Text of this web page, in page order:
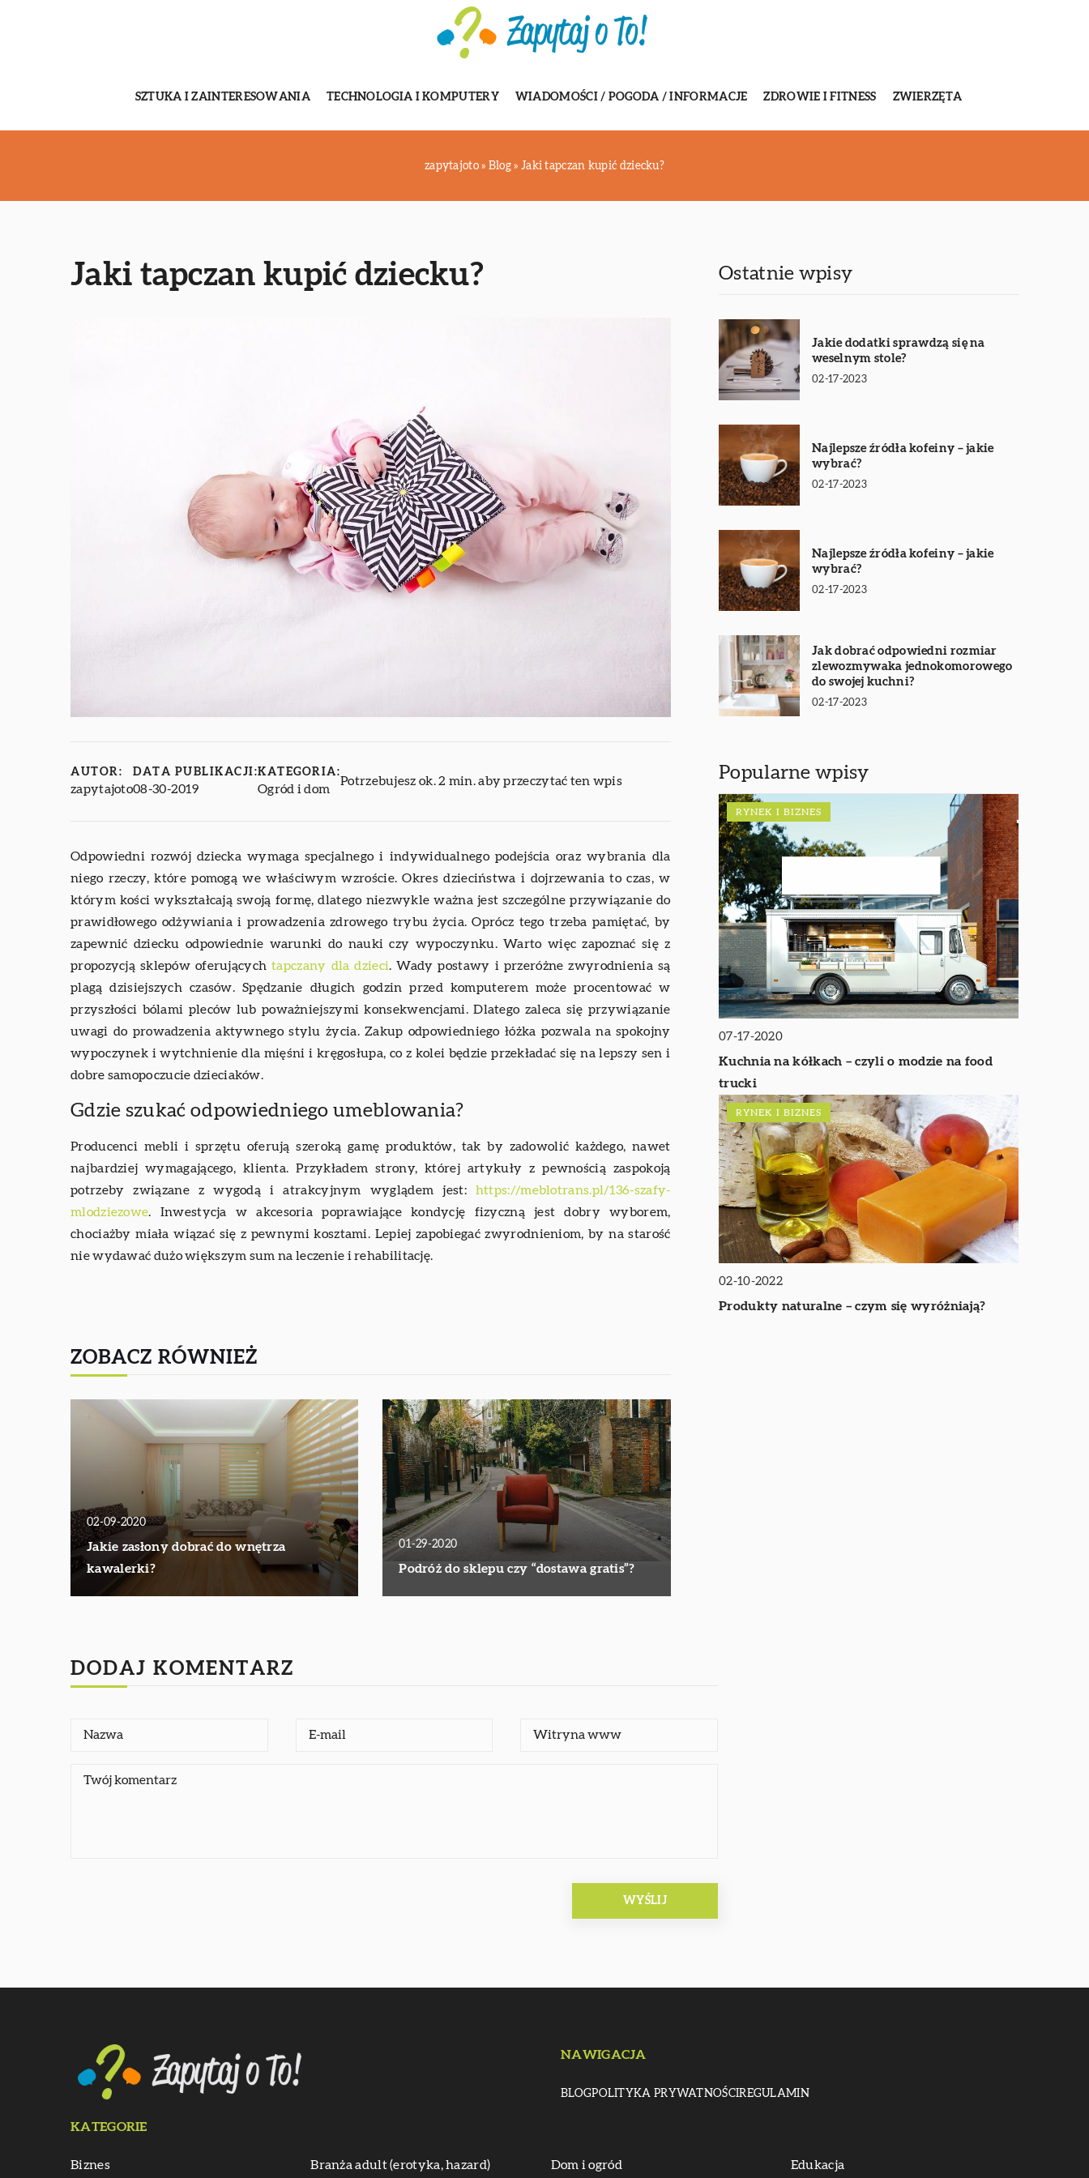
SZTUKA I ZAINTERESOWANIA TECHNOLOGIA I KOMPUTERY WIADOMOŚCI / POGODA / INFORMACJE ZDROWIE I FITNESS ZWIERZĘTA
zapytajoto» Blog » Jaki tapczan kupić dziecku?
Jaki tapczan kupić dziecku?
AUTOR:
zapytajoto
DATA PUBLIKACJI:
08-30-2019
KATEGORIA:
Ogród i dom
Potrzebujesz ok. 2 min. aby przeczytać ten wpis
Odpowiedni rozwój dziecka wymaga specjalnego i indywidualnego podejścia oraz wybrania dla
niego rzeczy, które pomogą we właściwym wzroście. Okres dzieciństwa i dojrzewania to czas, w
którym kości wykształcają swoją formę, dlatego niezwykle ważna jest szczególne przywiązanie do
prawidłowego odżywiania i prowadzenia zdrowego trybu życia. Oprócz tego trzeba pamiętać, by
zapewnić dziecku odpowiednie warunki do nauki czy wypoczynku. Warto więc zapoznać się z
propozycją sklepów oferującychtapczany dla dzieci. Wady postawy i przeróżne zwyrodnienia są
plagą dzisiejszych czasów. Spędzanie długich godzin przed komputerem może procentować w
przyszłości bólami pleców lub poważniejszymi konsekwencjami. Dlatego zaleca się przywiązanie
uwagi do prowadzenia aktywnego stylu życia. Zakup odpowiedniego łóżka pozwala na spokojny
wypoczynek i wytchnienie dla mięśni i kręgosłupa, co z kolei będzie przekładać się na lepszy sen i
dobre samopoczucie dzieciaków.
Gdzie szukać odpowiedniego umeblowania?
Producenci mebli i sprzętu oferują szeroką gamę produktów, tak by zadowolić każdego, nawet
najbardziej wymagającego, klienta. Przykładem strony, której artykuły z pewnością zaspokoją
potrzeby związane z wygodą i atrakcyjnym wyglądem jest: https://meblotrans.pl/136-szafy-
mlodziezowe. Inwestycja w akcesoria poprawiające kondycję fizyczną jest dobry wyborem,
chociażby miała wiązać się z pewnymi kosztami. Lepiej zapobiegać zwyrodnieniom, by na starość
nie wydawać dużo większym sum na leczenie i rehabilitację.
ZOBACZ RÓWNIEŻ
02-09-2020
Jakie zasłony dobrać do wnętrza
kawalerki?
01-29-2020
Podróż do sklepu czy “dostawa gratis”?
Ostatnie wpisy
Jakie dodatki sprawdzą się na
weselnym stole?
02-17-2023
Najlepsze źródła kofeiny – jakie
wybrać?
02-17-2023
Najlepsze źródła kofeiny – jakie
wybrać?
02-17-2023
Jak dobrać odpowiedni rozmiar
zlewozmywaka jednokomorowego
do swojej kuchni?
02-17-2023
Popularne wpisy
RYNEK I BIZNES
07-17-2020
Kuchnia na kółkach – czyli o modzie na food
trucki
RYNEK I BIZNES
02-10-2022
Produkty naturalne – czym się wyróżniają?
DODAJ KOMENTARZ
NAWIGACJA
BLOG POLITYKA PRYWATNOŚCI REGULAMIN
KATEGORIE
Biznes Branża adult (erotyka, hazard) Dom i ogród Edukacja